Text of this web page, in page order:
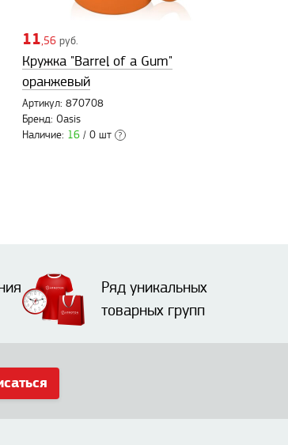
11,56 руб.
Кружка "Barrel of a Gum"
оранжевый
Артикул: 870708
Бренд: Oasis
Наличие: 16 / 0 шт ?
Ряд уникальных
товарных групп